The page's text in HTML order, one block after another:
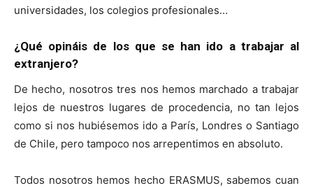
universidades, los colegios profesionales…
¿Qué opináis de los que se han ido a trabajar al
extranjero?
De hecho, nosotros tres nos hemos marchado a trabajar
lejos de nuestros lugares de procedencia, no tan lejos
como si nos hubiésemos ido a París, Londres o Santiago
de Chile, pero tampoco nos arrepentimos en absoluto.
Todos nosotros hemos hecho ERASMUS, sabemos cuan